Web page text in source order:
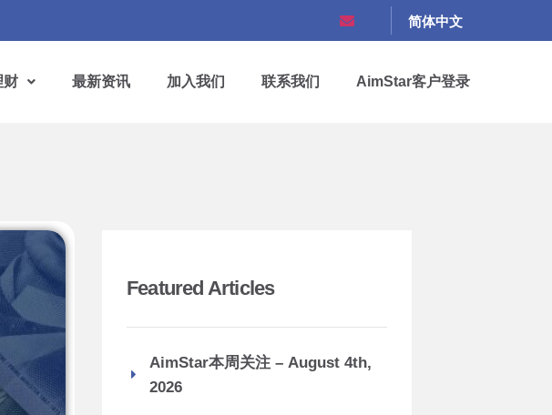
简体中文
财 最新资讯 加入我们 联系我们 AimStar客户登录
Featured Articles
AimStar本周关注 – August 4th,
2026